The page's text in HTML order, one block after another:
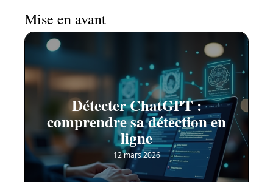
Mise en avant
Détecter ChatGPT :
comprendre sa détection en
ligne
12 mars 2026